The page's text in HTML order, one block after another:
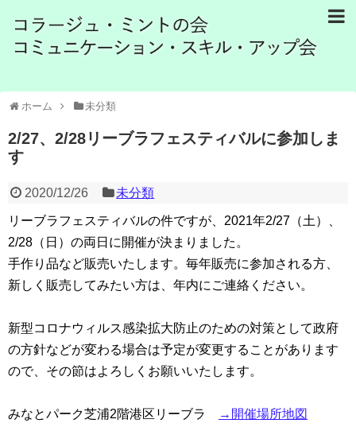
ホーム 未分類
2/27、2/28リーブラフェスティバルに参加しま
す
2020/12/26 未分類
リーブラフェスティバルの件ですが、2021年2/27（土）、
2/28（日）の両日に開催が決まりました。
手作り品など販売いたします。毎年販売に参加される方、
新しく販売してみたい方は、年内にご連絡ください。
新型コロナウィルス感染拡大防止のための対策として政府
の方針などが変わる場合は予定が変更することがあります
ので、 その節はよろしくお願いいたします。
みなとパーク芝浦2階港区リーブラ →開催場所地図